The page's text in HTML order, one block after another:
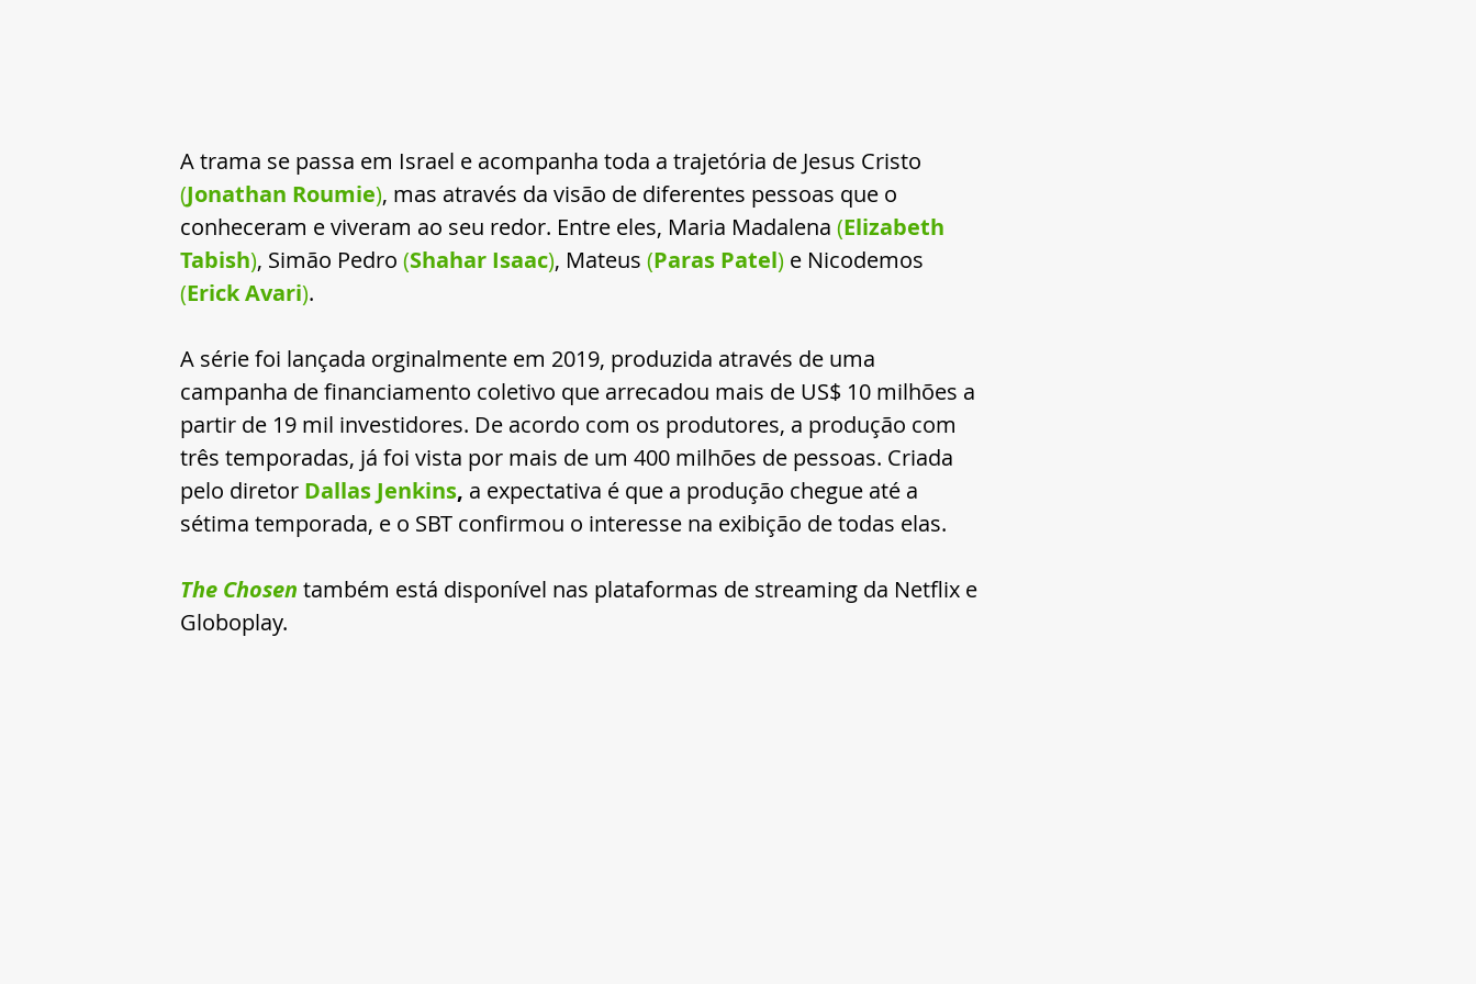
A trama se passa em Israel e acompanha toda a trajetória de Jesus Cristo
(Jonathan Roumie), mas através da visão de diferentes pessoas que o
conheceram e viveram ao seu redor. Entre eles, Maria Madalena (Elizabeth
Tabish), Simão Pedro (Shahar Isaac), Mateus (Paras Patel) e Nicodemos
(Erick Avari).
A série foi lançada orginalmente em 2019, produzida através de uma
campanha de financiamento coletivo que arrecadou mais de US$ 10 milhões a
partir de 19 mil investidores. De acordo com os produtores, a produção com
três temporadas, já foi vista por mais de um 400 milhões de pessoas. Criada
pelo diretor Dallas Jenkins, a expectativa é que a produção chegue até a
sétima temporada, e o SBT confirmou o interesse na exibição de todas elas.
The Chosen também está disponível nas plataformas de streaming da Netflix e
Globoplay.